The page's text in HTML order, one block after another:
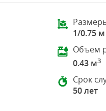
1/0.75 м
Объем
0.43 м3
Срок
50 лет